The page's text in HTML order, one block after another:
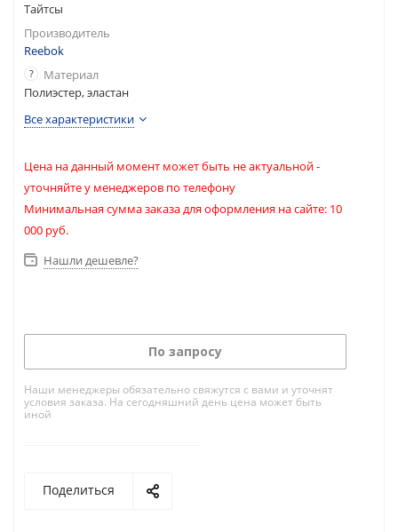
Тайтсы
Производитель
Reebok
?
Материал
Полиэстер, эластан
Все характеристики
Цена на данный момент может быть не актуальной -
уточняйте у менеджеров по телефону
Минимальная сумма заказа для оформления на сайте: 10
000 руб.
Нашли дешевле?
По запросу
Наши менеджеры обязательно свяжутся с вами и уточнят
условия заказа. На сегодняшний день цена может быть
иной
Поделиться